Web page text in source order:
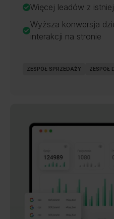
Więcej leadów z
Wyższa konwersja
interakcji na stronie
ZESPÓŁ SPRZEDAŻY ZESPÓŁ